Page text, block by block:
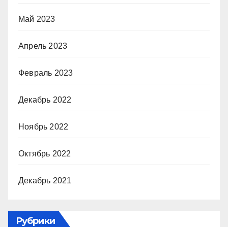
Май 2023
Апрель 2023
Февраль 2023
Декабрь 2022
Ноябрь 2022
Октябрь 2022
Декабрь 2021
Рубрики